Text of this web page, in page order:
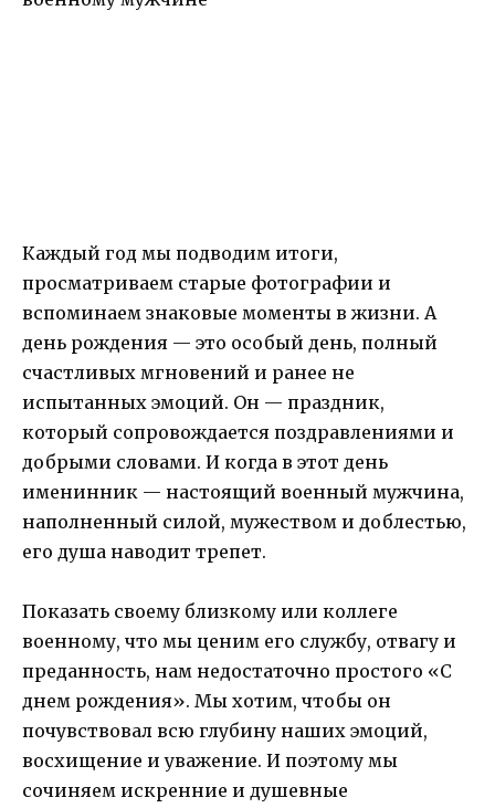
Каждый год мы подводим итоги,
просматриваем старые фотографии и
вспоминаем знаковые моменты в жизни. А
день рождения — это особый день, полный
счастливых мгновений и ранее не
испытанных эмоций. Он — праздник,
который сопровождается поздравлениями и
добрыми словами. И когда в этот день
именинник — настоящий военный мужчина,
наполненный силой, мужеством и доблестью,
его душа наводит трепет.
Показать своему близкому или коллеге
военному, что мы ценим его службу, отвагу и
преданность, нам недостаточно простого «С
днем рождения». Мы хотим, чтобы он
почувствовал всю глубину наших эмоций,
восхищение и уважение. И поэтому мы
сочиняем искренние и душевные